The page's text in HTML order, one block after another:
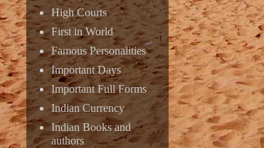
High Courts
First in World
Famous Personalities
Important Days
Important Full Forms
Indian Currency
Indian Books and
authors